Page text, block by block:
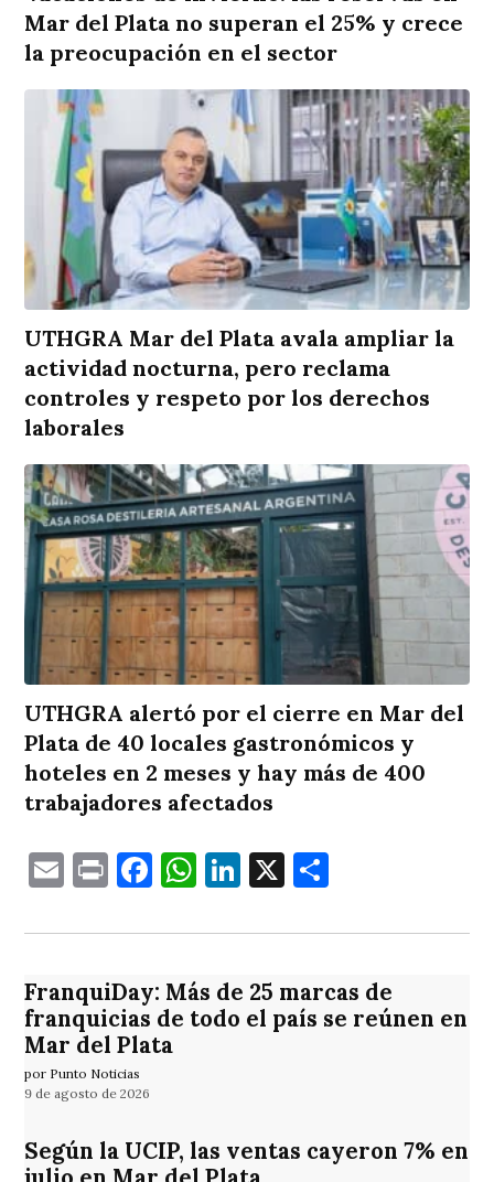
Mar del Plata no superan el 25% y crece
la preocupación en el sector
UTHGRA Mar del Plata avala ampliar la
actividad nocturna, pero reclama
controles y respeto por los derechos
laborales
UTHGRA alertó por el cierre en Mar del
Plata de 40 locales gastronómicos y
hoteles en 2 meses y hay más de 400
trabajadores afectados
EmailPrintFacebook
WhatsApp
LinkedIn
X
FranquiDay: Más de 25 marcas de
franquicias de todo el país se reúnen en
Mar del Plata
por Punto Noticias
9 de agosto de 2026
Según la UCIP, las ventas cayeron 7% en